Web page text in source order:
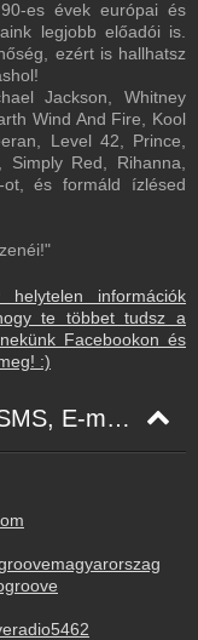
es évek európai és
legjobb előadói is.
ezért is hallhatsz
Jackson, Whitney
Wind And Fire, Kool
Level 42, Prince,
Red, Rihanna,
és formáld ízlésed
információk
te többet tudsz a
Facebookon és
:)
Elérhetőségek - Telefonszám, SMS, E-mail, Facebook